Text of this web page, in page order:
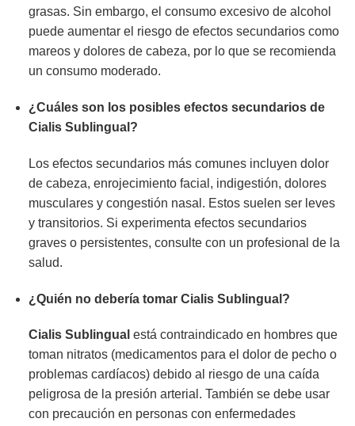
grasas. Sin embargo, el consumo excesivo de alcohol
puede aumentar el riesgo de efectos secundarios como
mareos y dolores de cabeza, por lo que se recomienda
un consumo moderado.
¿Cuáles son los posibles efectos secundarios de
Cialis Sublingual?
Los efectos secundarios más comunes incluyen dolor
de cabeza, enrojecimiento facial, indigestión, dolores
musculares y congestión nasal. Estos suelen ser leves
y transitorios. Si experimenta efectos secundarios
graves o persistentes, consulte con un profesional de la
salud.
¿Quién no debería tomar Cialis Sublingual?
Cialis Sublingual está contraindicado en hombres que
toman nitratos (medicamentos para el dolor de pecho o
problemas cardíacos) debido al riesgo de una caída
peligrosa de la presión arterial. También se debe usar
con precaución en personas con enfermedades